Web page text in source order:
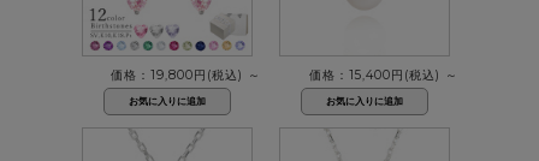
価格：19,800円(税込) ～ 価格：15,400円(税込) ～